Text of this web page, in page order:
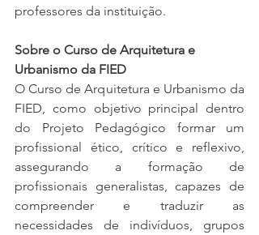
professores da instituição.
Sobre o Curso de Arquitetura e
Urbanismo da FIED
O Curso de Arquitetura e Urbanismo da
FIED, como objetivo principal dentro
do Projeto Pedagógico formar um
profissional ético, crítico e reflexivo,
assegurando a formação de
profissionais generalistas, capazes de
compreender e traduzir as
necessidades de indivíduos, grupos